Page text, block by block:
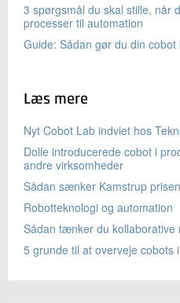
3 spørgsmål du skal stille, når
processer til automation
Guide: Sådan gør du din
Læs mere
Nyt Cobot Lab indviet hos
Dolle introducerede cobot i
andre virksomheder
Sådan sænker Kamstrup
Robotteknologi og automation
Sådan tænker du kollaborative
5 grunde til at overveje cobots